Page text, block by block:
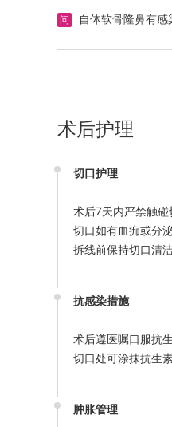
问 自体软骨隆鼻有感
手术部位若未严
术后护理
切口护理
术后7天内严禁触碰
切口如有血痂或分
拆线前保持切口清
抗感染措施
术后遵医嘱口服抗
切口处可涂抹抗生
肿胀管理